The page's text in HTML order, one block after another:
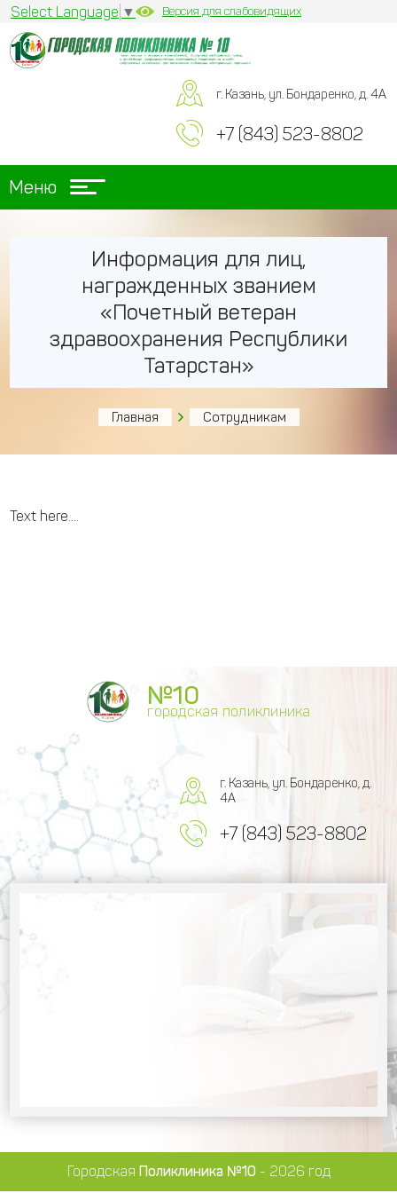
Select Language ▼ Версия для слабовидящих
г. Казань, ул. Бондаренко, д. 4А
+7 (843) 523-8802
Меню
Информация для лиц,
награжденных званием
«Почетный ветеран
здравоохранения Республики
Татарстан»
Главная Сотрудникам
Text here....
№10
городская поликлиника
г. Казань, ул. Бондаренко, д.
4А
+7 (843) 523-8802
Городская Поликлиника №10 - 2026 год